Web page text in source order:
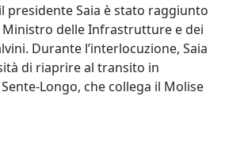
presidente Saia è stato raggiunto
delle Infrastrutture e dei
Durante l’interlocuzione, Saia
di riaprire al transito in
Longo, che collega il Molise